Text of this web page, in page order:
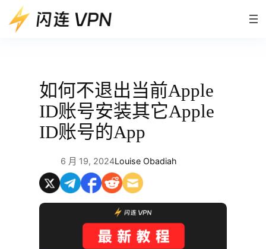
至
如何不退出当前Apple
ID账号安装其它Apple
ID账号的App
6 月 19, 2024Louise Obadiah